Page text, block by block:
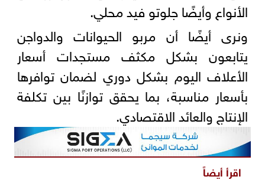
الأنواع وأيضًا جلوتو فيد محلي.
ونرى أيضًا أن مربو الحيوانات والدواجن
يتابعون بشكل مكثف مستجدات أسعار
الأعلاف اليوم بشكل دوري لضمان توافرها
بأسعار مناسبة، بما يحقق توازنًا بين تكلفة
الإنتاج والعائد الاقتصادي.
اقرأ أيضاً